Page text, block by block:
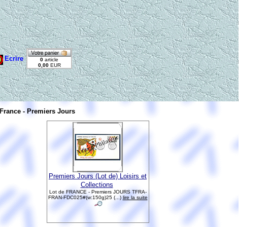
France - Premiers Jours
Premiers Jours (Lot de) Loisirs et
Collections
Lot de FRANCE - Premiers JOURS TFRA-
FRAN-FDC025#(w:150g)25 (...) lire la suite